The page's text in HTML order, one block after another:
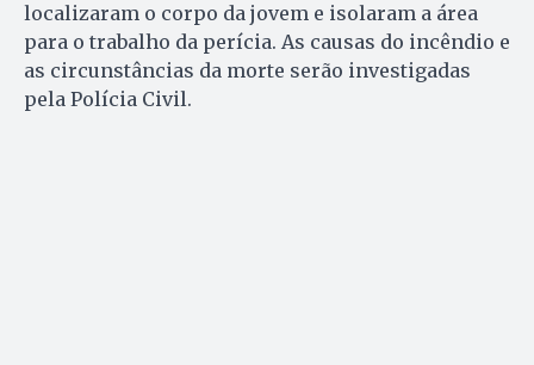
localizaram o corpo da jovem e isolaram a área
para o trabalho da perícia. As causas do incêndio e
as circunstâncias da morte serão investigadas
pela Polícia Civil.